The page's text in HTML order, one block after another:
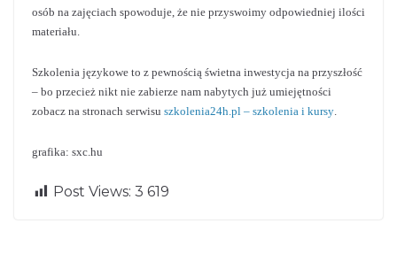
osób na zajęciach spowoduje, że nie przyswoimy odpowiedniej ilości
materiału.
Szkolenia językowe to z pewnością świetna inwestycja na przyszłość
– bo przecież nikt nie zabierze nam nabytych już umiejętności
zobacz na stronach serwisu szkolenia24h.pl – szkolenia i kursy.
grafika: sxc.hu
Post Views: 3 619